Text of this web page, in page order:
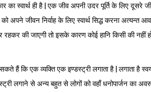
का स्वार्थ ही है | एक जीव अपनी उदर पूर्ति के लिए दूसरे
को अपने जीवन निर्वाह के लिए स्वार्थ सिद्ध करना अत्यन्त
रहकर की जाएगी तो इसके कारण कोई हानि किसी की नहीं
हैं कि एक व्यक्ति एक इण्डस्ट्री लगाता है | लगाता है
लगाने से अन्य बहुत से लोगों को वहाँ धनोपार्जन का अवसर